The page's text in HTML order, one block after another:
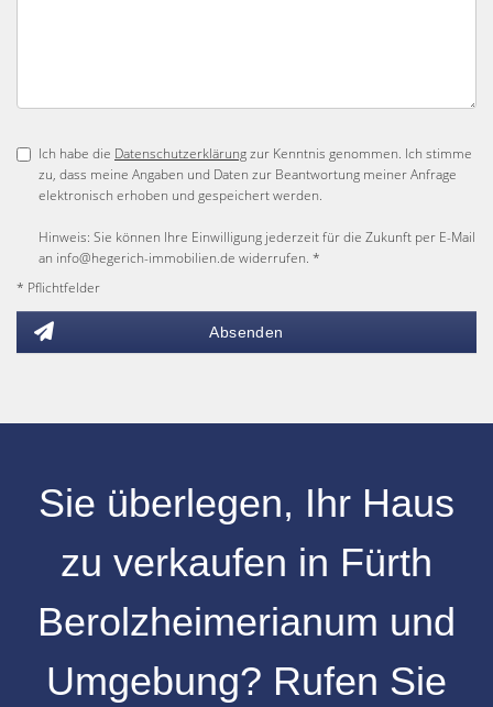
Ich habe die Datenschutzerklärungzur Kenntnis genommen. Ich stimme
zu, dass meine Angaben und Daten zur Beantwortung meiner Anfrage
elektronisch erhoben und gespeichert werden.
Hinweis: Sie können Ihre Einwilligung jederzeit für die Zukunft per E-Mail
an info@hegerich-immobilien.de widerrufen. *
* Pflichtfelder
Absenden
Sie überlegen, Ihr Haus
zu verkaufen in Fürth
Berolzheimerianum und
Umgebung? Rufen Sie